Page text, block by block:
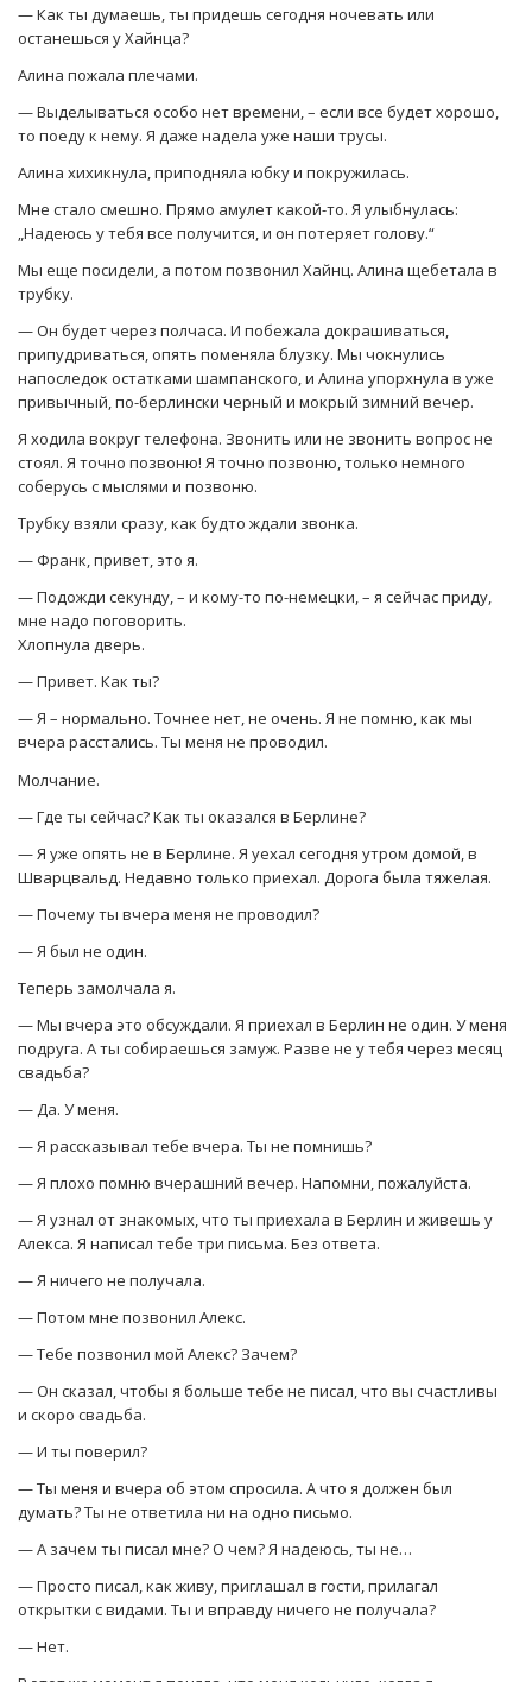
— Как ты думаешь, ты придешь сегодня ночевать или
останешься у Хайнца?
Алина пожала плечами.
— Выделываться особо нет времени, – если все будет хорошо,
то поеду к нему. Я даже надела уже наши трусы.
Алина хихикнула, приподняла юбку и покружилась.
Мне стало смешно. Прямо амулет какой-то. Я улыбнулась:
„Надеюсь у тебя все получится, и он потеряет голову.“
Мы еще посидели, а потом позвонил Хайнц. Алина щебетала в
трубку.
— Он будет через полчаса. И побежала докрашиваться,
припудриваться, опять поменяла блузку. Мы чокнулись
напоследок остатками шампанского, и Алина упорхнула в уже
привычный, по-берлински черный и мокрый зимний вечер.
Я ходила вокруг телефона. Звонить или не звонить вопрос не
стоял. Я точно позвоню! Я точно позвоню, только немного
соберусь с мыслями и позвоню.
Трубку взяли сразу, как будто ждали звонка.
— Франк, привет, это я.
— Подожди секунду, – и кому-то по-немецки, – я сейчас приду,
мне надо поговорить.
Хлопнула дверь.
— Привет. Как ты?
— Я – нормально. Точнее нет, не очень. Я не помню, как мы
вчера расстались. Ты меня не проводил.
Молчание.
— Где ты сейчас? Как ты оказался в Берлине?
— Я уже опять не в Берлине. Я уехал сегодня утром домой, в
Шварцвальд. Недавно только приехал. Дорога была тяжелая.
— Почему ты вчера меня не проводил?
— Я был не один.
Теперь замолчала я.
— Мы вчера это обсуждали. Я приехал в Берлин не один. У меня
подруга. А ты собираешься замуж. Разве не у тебя через месяц
свадьба?
— Да. У меня.
— Я рассказывал тебе вчера. Ты не помнишь?
— Я плохо помню вчерашний вечер. Напомни, пожалуйста.
— Я узнал от знакомых, что ты приехала в Берлин и живешь у
Алекса. Я написал тебе три письма. Без ответа.
— Я ничего не получала.
— Потом мне позвонил Алекс.
— Тебе позвонил мой Алекс? Зачем?
— Он сказал, чтобы я больше тебе не писал, что вы счастливы
и скоро свадьба.
— И ты поверил?
— Ты меня и вчера об этом спросила. А что я должен был
думать? Ты не ответила ни на одно письмо.
— А зачем ты писал мне? О чем? Я надеюсь, ты не…
— Просто писал, как живу, приглашал в гости, прилагал
открытки с видами. Ты и вправду ничего не получала?
— Нет.